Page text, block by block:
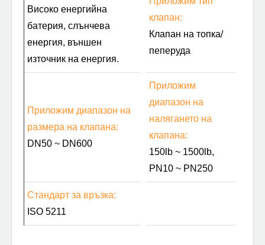
Високо енергийна
батерия, слънчева
енергия, външен
източник на енергия.
клапан:
Клапан на топка/
пеперуда
Приложим диапазон на
размера на клапана:
DN50 ~ DN600
Приложим
диапазон на
налягането на
клапана:
150lb ~ 1500lb,
PN10 ~ PN250
Стандарт за връзка:
ISO 5211